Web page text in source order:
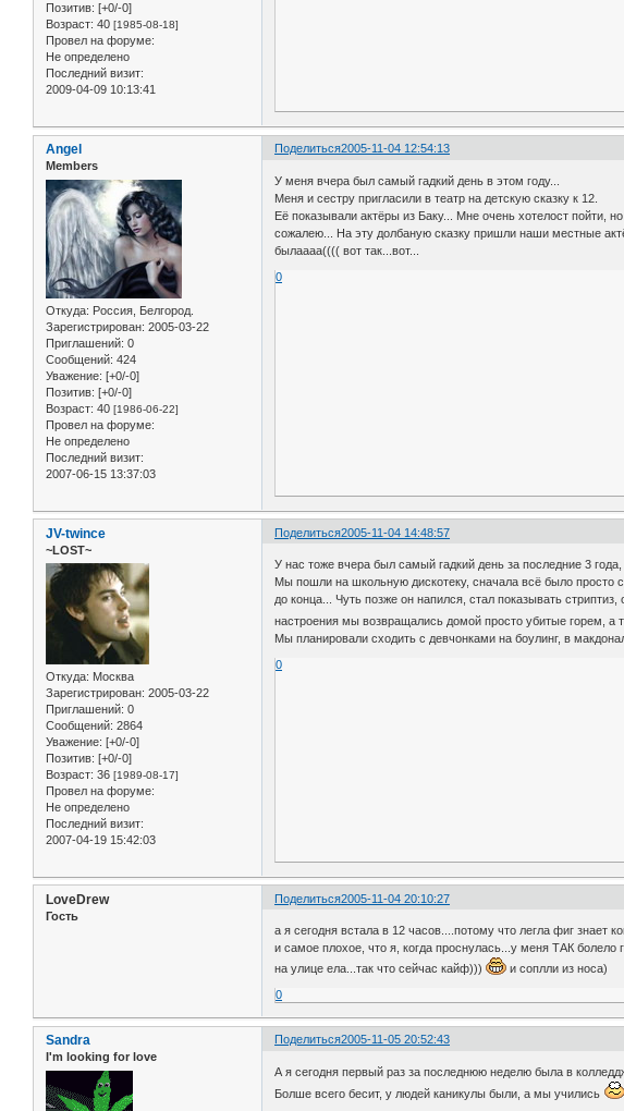
Позитив: [+0/-0]
Возраст: 40 [1985-08-18]
Провел на форуме:
Не определено
Последний визит:
2009-04-09 10:13:41
Поделиться2005-11-04 12:54:13
Angel
Members
Откуда: Россия, Белгород.
Зарегистрирован: 2005-03-22
Приглашений: 0
Сообщений: 424
Уважение: [+0/-0]
Позитив: [+0/-0]
Возраст: 40 [1986-06-22]
Провел на форуме:
Не определено
Последний визит:
2007-06-15 13:37:03
У меня вчера был самый гадкий день в этом году...
Меня и сестру пригласили в театр на детскую сказку к 12.
Её показывали актёры из Баку... Мне очень хотелост пойти,
сожалею... На эту долбаную сказку пришли наши местные
былаааа(((( вот так...вот...
0
Поделиться2005-11-04 14:48:57
JV-twince
~LOST~
Откуда: Москва
Зарегистрирован: 2005-03-22
Приглашений: 0
Сообщений: 2864
Уважение: [+0/-0]
Позитив: [+0/-0]
Возраст: 36 [1989-08-17]
Провел на форуме:
Не определено
Последний визит:
2007-04-19 15:42:03
У нас тоже вчера был самый гадкий день за последние 3 года,
Мы пошли на школьную дискотеку, сначала всё было просто
до конца... Чуть позже он напился, стал показывать
настроения мы возвращались домой просто убитые горем, а
Мы планировали сходить с девчонками на боулинг, в
0
Поделиться2005-11-04 20:10:27
LoveDrew
Гость
а я сегодня встала в 12 часов....потому что легла фиг знает
и самое плохое, что я, когда проснулась...у меня ТАК
на улице ела...так что сейчас кайф)))
и соплли из носа)
0
Поделиться2005-11-05 20:52:43
Sandra
I'm looking for love
А я сегодня первый раз за последнюю неделю была в
Болше всего бесит, у людей каникулы были, а мы учились